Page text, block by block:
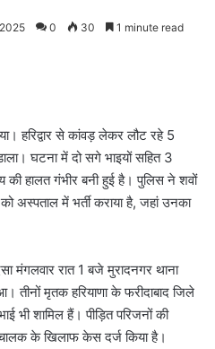
0 30 1 minute read
हरिद्वार से कांवड़ लेकर लौट रहे 5
घटना में दो सगे भाइयों सहित 3
की हालत गंभीर बनी हुई है। पुलिस ने शवों
अस्पताल में भर्ती कराया है, जहां उनका
मंगलवार रात 1 बजे मुरादनगर थाना
तीनों मृतक हरियाणा के फरीदाबाद जिले
भी शामिल हैं। पीड़ित परिजनों की
के खिलाफ केस दर्ज किया है।